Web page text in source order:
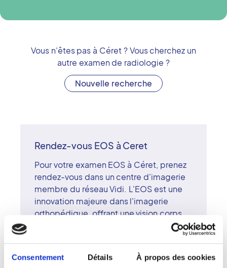
Consentement Détails À propos des cookies
Vous n'êtes pas à Céret? Vous cherchez un
autre examen de radiologie ?
Nouvelle recherche
Rendez-vous EOS à Ceret
Pour votre examen EOS à Céret, prenez
rendez-vous dans un centre d'imagerie
membre du réseau Vidi. L'EOS est une
innovation majeure dans l'imagerie
orthopédique, offrant une vision corps
entier en position debout et une dose
les bilans de scoliose ou les pathologies